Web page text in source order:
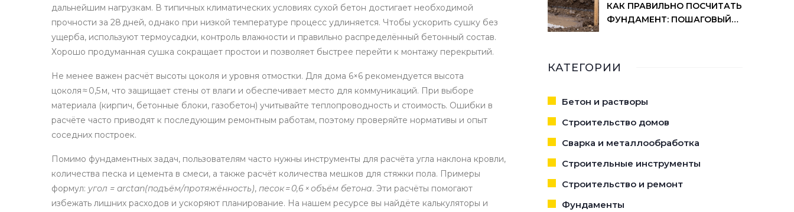
дальнейшим нагрузкам. В типичных климатических условиях сухой бетон достигает необходимой
прочности за 28 дней, однако при низкой температуре процесс удлиняется. Чтобы ускорить сушку без
ущерба, используют термоусадки, контроль влажности и правильно распределённый бетонный состав.
Хорошо продуманная сушка сокращает простои и позволяет быстрее перейти к монтажу перекрытий.
Не менее важен расчёт высоты цоколя и уровня отмостки. Для дома 6×6 рекомендуется высота
цоколя ≈ 0,5 м, что защищает стены от влаги и обеспечивает место для коммуникаций. При выборе
материала (кирпич, бетонные блоки, газобетон) учитывайте теплопроводность и стоимость. Ошибки в
расчёте часто приводят к последующим ремонтным работам, поэтому проверяйте нормативы и опыт
соседних построек.
Помимо фундаментных задач, пользователям часто нужны инструменты для расчёта угла наклона кровли,
количества песка и цемента в смеси, а также расчёт количества мешков для стяжки пола. Примеры
формул: угол = arctan(подъём/протяжённость), песок = 0,6 × объём бетона. Эти расчёты помогают
избежать лишних расходов и ускоряют планирование. На нашем ресурсе вы найдёте калькуляторы и
КАК ПРАВИЛЬНО ПОСЧИТАТЬ
ФУНДАМЕНТ: ПОШАГОВЫЙ
КАТЕГОРИИ
Бетон и растворы
Строительство домов
Сварка и металлообработка
Строительные инструменты
Строительство и ремонт
Фундаменты